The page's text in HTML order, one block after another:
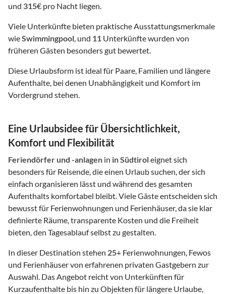
und 315€ pro Nacht liegen.
Viele Unterkünfte bieten praktische Ausstattungsmerkmale
wieSwimmingpool , und 11 Unterkünfte wurden von
früheren Gästen besonders gut bewertet.
Diese Urlaubsform ist ideal für Paare, Familien und längere
Aufenthalte, bei denen Unabhängigkeit und Komfort im
Vordergrund stehen.
Eine Urlaubsidee für Übersichtlichkeit,
Komfort und Flexibilität
Feriendörfer und -anlagen in in Südtiroleignet sich
besonders für Reisende, die einen Urlaub suchen, der sich
einfach organisieren lässt und während des gesamten
Aufenthalts komfortabel bleibt. Viele Gäste entscheiden sich
bewusst für Ferienwohnungen und Ferienhäuser, da sie klar
definierte Räume, transparente Kosten und die Freiheit
bieten, den Tagesablauf selbst zu gestalten.
In dieser Destination stehen 25+ Ferienwohnungen, Fewos
und Ferienhäuser von erfahrenen privaten Gastgebern zur
Auswahl. Das Angebot reicht von Unterkünften für
Kurzaufenthalte bis hin zu Objekten für längere Urlaube,